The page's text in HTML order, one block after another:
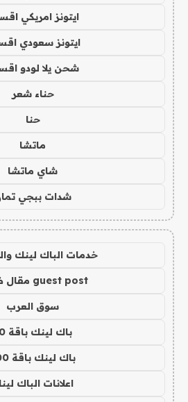
ايتونز امريكي
ايتونز سعودي
شحن يلا لودو
حناء شعر
حنا
ماتشا
شاي ماتشا
شدات ببجي
خدمات الباك لينك
guest post مقال ضيف
سوق العرب
باك لينك باقة 20
باك لينك باقة 100
اعلانات الباك